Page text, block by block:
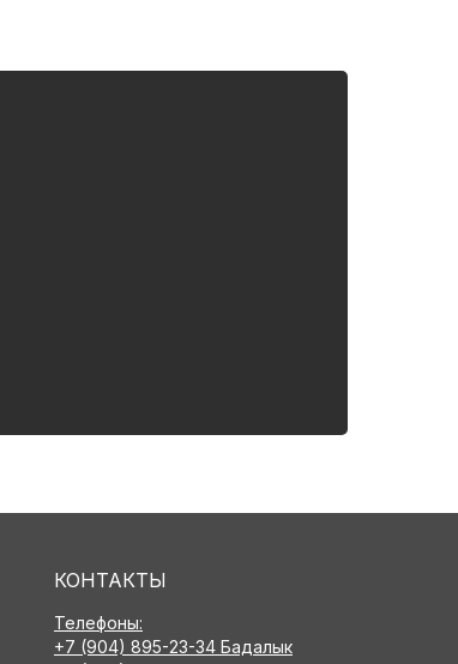
КОНТАКТЫ
Телефоны:
+7 (904) 895-23-34 Бадалык